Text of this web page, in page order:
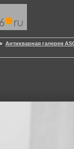
Антикварная галерея